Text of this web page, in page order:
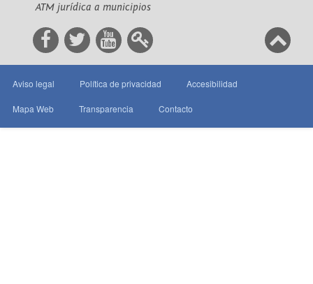
ATM jurídica a municipios
Aviso legal Política de privacidad Accesibilidad
Mapa Web Transparencia Contacto